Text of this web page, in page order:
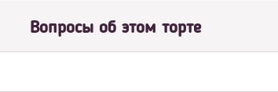
Вопросы об этом торте